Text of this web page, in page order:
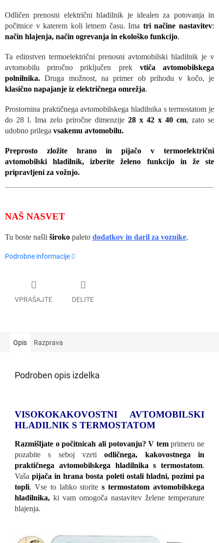
Odličen prenosni električni hladilnik je idealen za potovanja in
počitnice v katerem koli letnem času. Ima tri načine nastavitev:
način hlajenja, način ogrevanja in ekološko funkcijo.
Ta edinstven termoelektrični prenosni avtomobilski hladilnik je v
avtomobilu priročno priključen prek vtiča avtomobilskega
polnilnika.Druga možnost, na primer ob prihodu v kočo, je
klasično napajanje iz električnega omrežja.
Prostornina praktičnega avtomobilskega hladilnika s termostatom je
do 28 l. Ima zelo priročne dimenzije 28 x 42 x 40 cm, zato se
udobno prilega vsakemu avtomobilu.
Preprosto zložite hrano in pijačo v termoelektrični
avtomobilski hladilnik, izberite želeno funkcijo in že ste
pripravljeni za vožnjo.
NAŠ NASVET
Tu boste našli široko paleto dodatkov in daril za voznike.
Podrobne informacije
VPRAŠAJTE DELITE
Opis Razprava
Podroben opis izdelka
VISOKOKAKOVOSTNI AVTOMOBILSKI
HLADILNIK S TERMOSTATOM
Razmišljate o počitnicah ali potovanju? V temprimeru ne
pozabite s seboj vzetiodličnega, kakovostnega in
praktičnega avtomobilskega hladilnika s termostatom.
Vašapijača in hrana bosta poleti ostali hladni, pozimi pa
topli. Vse to lahko storites termostatom avtomobilskega
hladilnika, ki vam omogoča nastavitev želene temperature
hlajenja.